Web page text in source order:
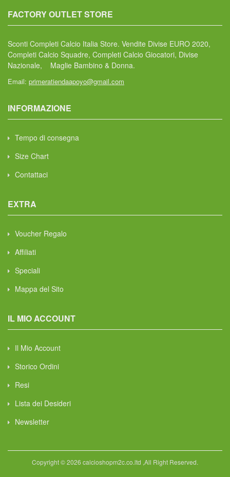
FACTORY OUTLET STORE
Sconti Completi Calcio Italia Store. Vendite Divise EURO 2020,
Completi Calcio Squadre, Completi Calcio Giocatori, Divise
Nazionale, Maglie Bambino & Donna.
Email: primeratiendaapoyo@gmail.com
INFORMAZIONE
Tempo di consegna
Size Chart
Contattaci
EXTRA
Voucher Regalo
Affiliati
Speciali
Mappa del Sito
IL MIO ACCOUNT
Il Mio Account
Storico Ordini
Resi
Lista dei Desideri
Newsletter
Copyright © 2026 calcioshopm2c.co.ltd ,All Right Reserved.